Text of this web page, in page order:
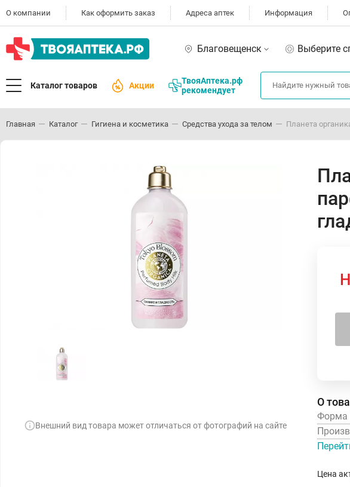
О компании Как оформить заказ Адреса аптек Информация
Благовещенск Выберите
Каталог товаров Акции
ТвояАптека.рф
рекомендует
Главная Каталог Гигиена и косметика Средства ухода за телом Планета
Внешний вид товара может отличаться от фотографий на сайте
О
Форма
Цена